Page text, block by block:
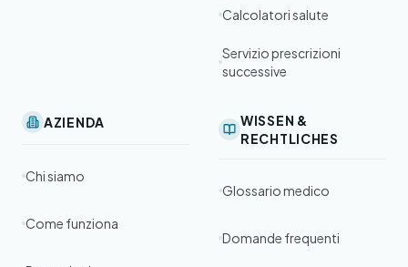
Calcolatori salute
Servizio prescrizioni
successive
AZIENDA
Chi siamo
Come funziona
WISSEN &
RECHTLICHES
Glossario medico
Domande frequenti